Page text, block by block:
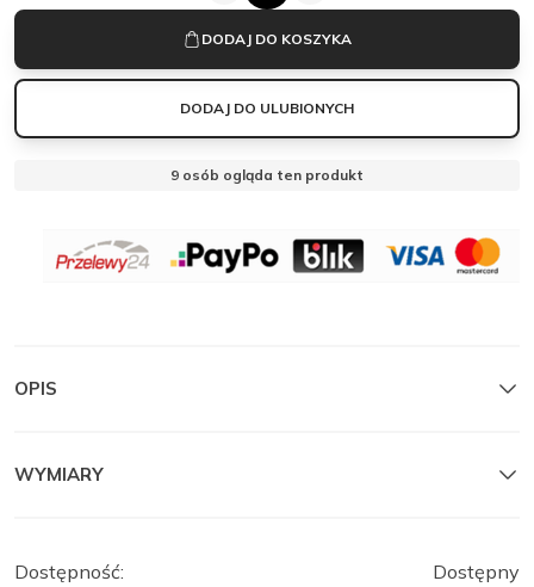
MANTELLE
WISKOZOWE
VENTO
DODAJ DO KOSZYKA
DODAJ DO ULUBIONYCH
6 osób ogląda ten produkt
OPIS
WYMIARY
Dostępność:
Dostępny